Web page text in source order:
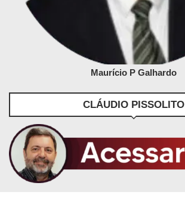
Maurício P Galhardo
CLÁUDIO PISSOLITO